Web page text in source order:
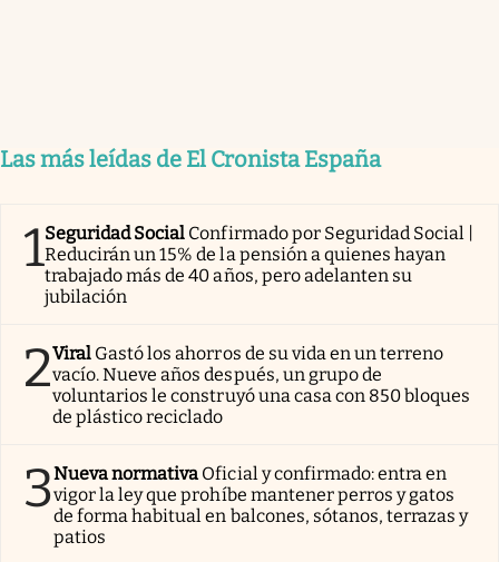
Las más leídas de El Cronista España
1Seguridad Social Confirmado por Seguridad Social |
Reducirán un 15% de la pensión a quienes hayan
trabajado más de 40 años, pero adelanten su
jubilación
2Viral Gastó los ahorros de su vida en un terreno
vacío. Nueve años después, un grupo de
voluntarios le construyó una casa con 850 bloques
de plástico reciclado
3Nueva normativa Oficial y confirmado: entra en
vigor la ley que prohíbe mantener perros y gatos
de forma habitual en balcones, sótanos, terrazas y
patios